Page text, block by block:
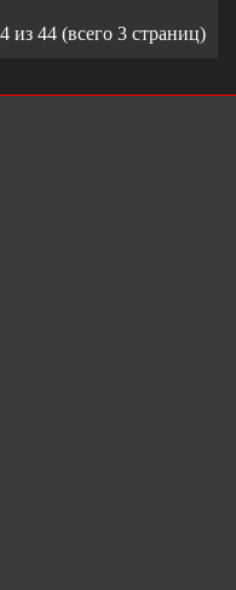
из 44 (всего 3 страниц)